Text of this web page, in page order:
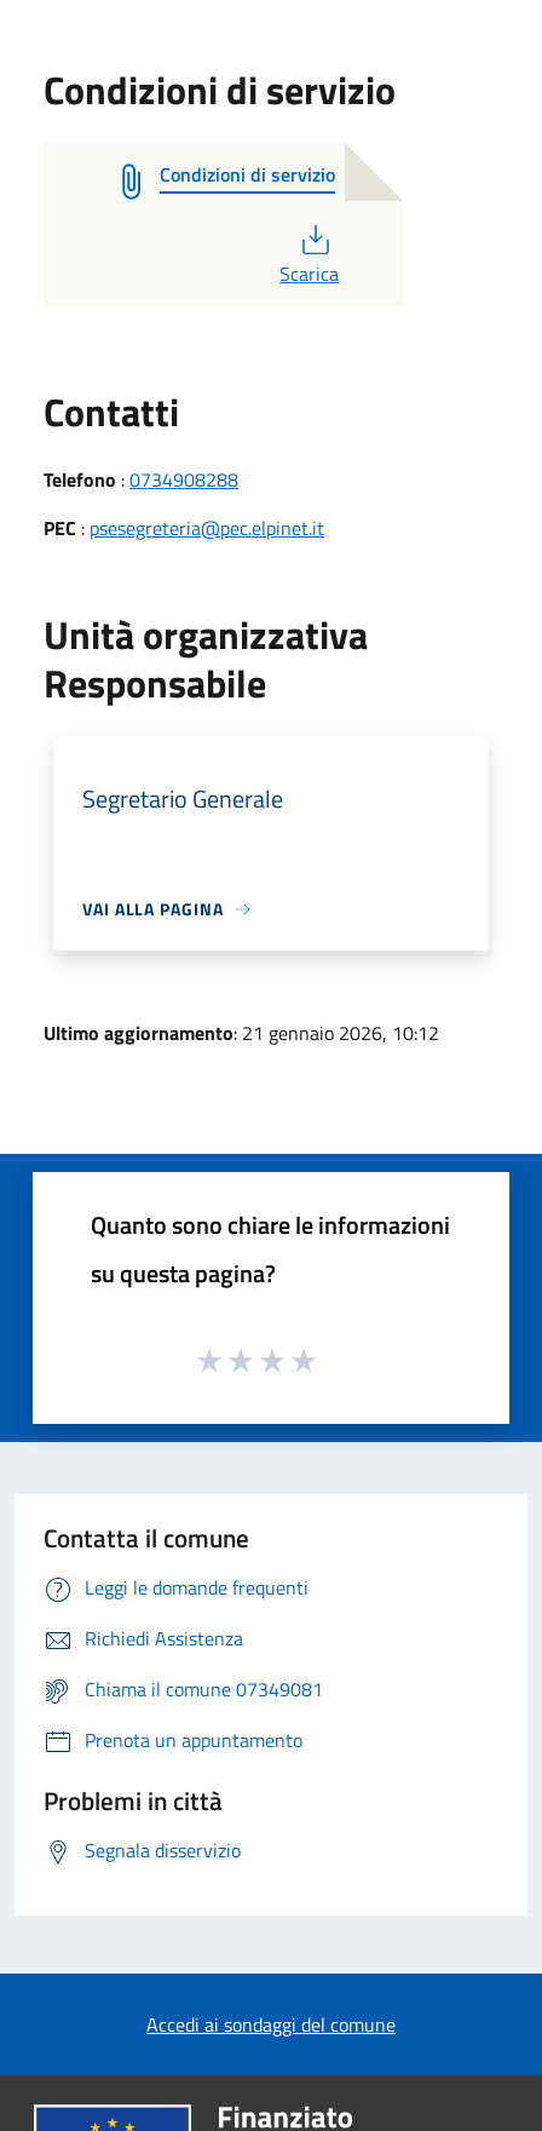
Condizioni di servizio
Condizioni di servizio
Scarica
Contatti
Telefono :0734908288
PEC : psesegreteria@pec.elpinet.it
Unità organizzativa
Responsabile
Segretario Generale
VAI ALLA PAGINA
Ultimo aggiornamento: 21 gennaio 2026, 10:12
Quanto sono chiare le informazioni
su questa pagina?
Contatta il comune
Leggi le domande frequenti
Richiedi Assistenza
Chiama il comune 07349081
Prenota un appuntamento
Problemi in città
Segnala disservizio
Accedi ai sondaggi del comune